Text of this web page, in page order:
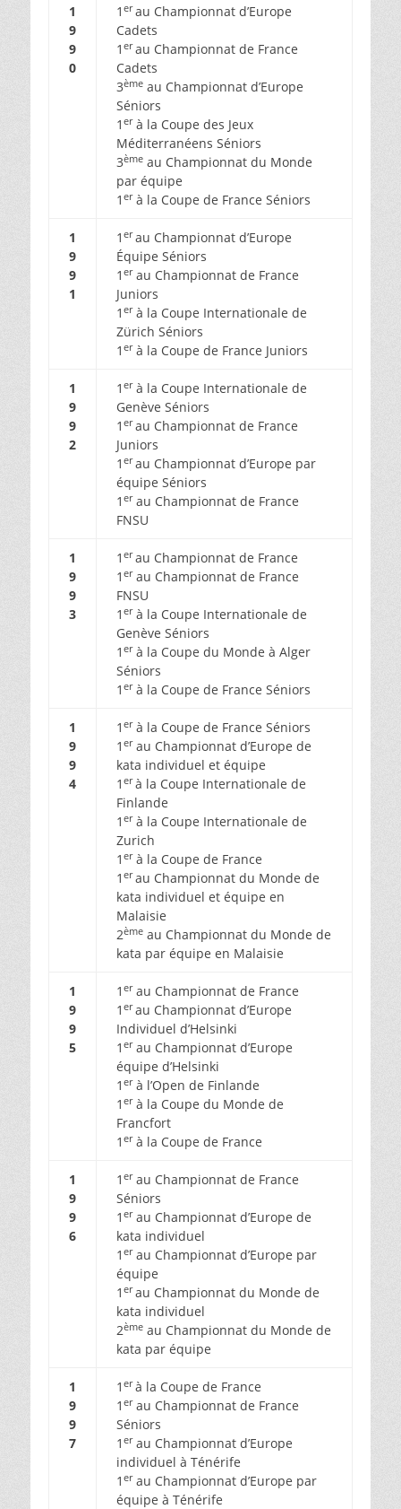
1
9
9
0
1 erau Championnat d’Europe
Cadets
1 erau Championnat de France
Cadets
3èmeau Championnat d’Europe
Séniors
1 erà la Coupe des Jeux
Méditerranéens Séniors
3èmeau Championnat du Monde
par équipe
1 erà la Coupe de France Séniors
1
9
9
1
1 erau Championnat d’Europe
Équipe Séniors
1 erau Championnat de France
Juniors
1 erà la Coupe Internationale de
Zürich Séniors
1 erà la Coupe de France Juniors
1
9
9
2
1 erà la Coupe Internationale de
Genève Séniors
1 erau Championnat de France
Juniors
1 erau Championnat d’Europe par
équipe Séniors
1 erau Championnat de France
FNSU
1
9
9
3
1 erau Championnat de France
1 erau Championnat de France
FNSU
1 erà la Coupe Internationale de
Genève Séniors
1 erà la Coupe du Monde à Alger
Séniors
1 erà la Coupe de France Séniors
1
9
9
4
1 erà la Coupe de France Séniors
1 erau Championnat d’Europe de
kata individuel et équipe
1 erà la Coupe Internationale de
Finlande
1 erà la Coupe Internationale de
Zurich
1 erà la Coupe de France
1 erau Championnat du Monde de
kata individuel et équipe en
Malaisie
2èmeau Championnat du Monde de
kata par équipe en Malaisie
1
9
9
5
1 erau Championnat de France
1 erau Championnat d’Europe
Individuel d’Helsinki
1 erau Championnat d’Europe
équipe d’Helsinki
1 erà l’Open de Finlande
1 erà la Coupe du Monde de
Francfort
1 erà la Coupe de France
1
9
9
6
1 erau Championnat de France
Séniors
1 erau Championnat d’Europe de
kata individuel
1 erau Championnat d’Europe par
équipe
1 erau Championnat du Monde de
kata individuel
2èmeau Championnat du Monde de
kata par équipe
1
9
9
7
1 erà la Coupe de France
1 erau Championnat de France
Séniors
1 erau Championnat d’Europe
individuel à Ténérife
1 erau Championnat d’Europe par
équipe à Ténérife